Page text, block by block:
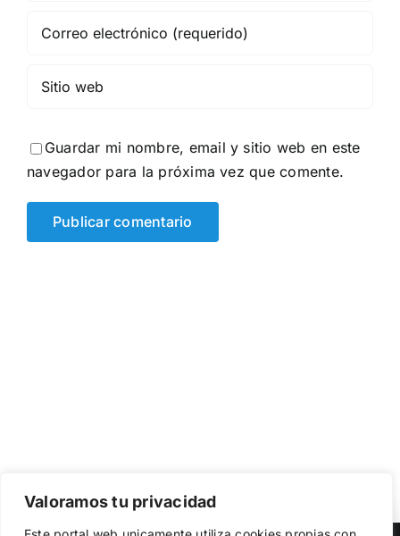
Valoramos tu privacidad
Guardar mi nombre, email y sitio web en este
navegador para la próxima vez que comente.